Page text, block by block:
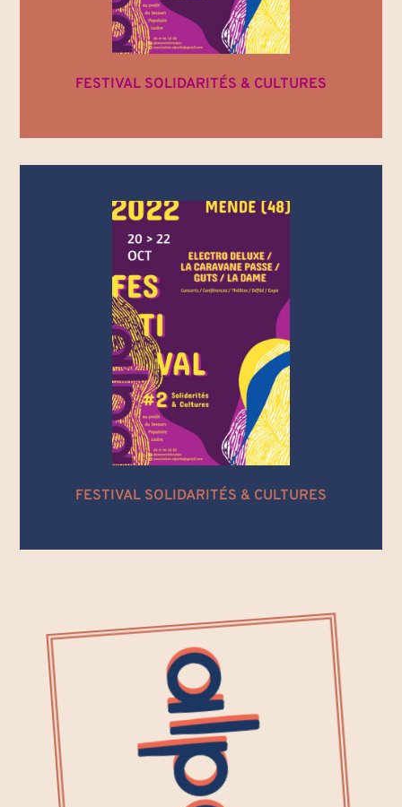
FESTIVAL SOLIDARITÉS & CULTURES
FESTIVAL SOLIDARITÉS & CULTURES